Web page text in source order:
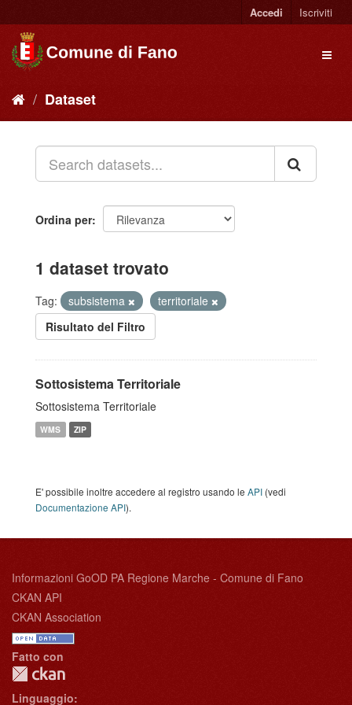
Accedi Iscriviti
Dataset
Ordina per
1 dataset trovato
Tag: subsistema
territoriale
Risultato del Filtro
Sottosistema Territoriale
Sottosistema Territoriale
WMS ZIP
E' possibile inoltre accedere al registro usando le API (vedi
Documentazione API).
Informazioni GoOD PA Regione Marche - Comune di Fano
CKAN API
CKAN Association
Fatto con
Linguaggio